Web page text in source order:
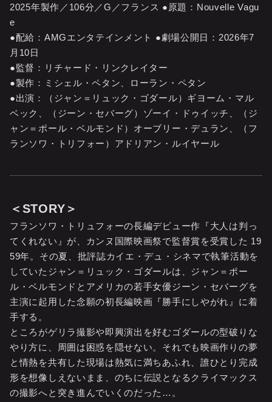
2025年製作／106分／G／フランス ●原題：Nouvelle Vagu
e
●配給：AMGエンタテインメント ●劇場公開日：2026年7
月10日
●監督：リチャード・リンクレイター
●製作：ミシェル・ペタン、ローラン・ペタン
●出演：（ジャン＝リュック・ゴダール）ギヨーム・マル
ベック、（ジーン・セバーグ）ゾーイ・ドゥイッチ、（ジ
ャン＝ポール・ベルモンド）オーブリー・デュラン、（フ
ランソワ・トリフォー）アドリアン・ルイヤール
＜STORY＞
フランソワ・トリュフォーの長編デビュー作『大人は判っ
てくれない』が、カンヌ国際映画祭で監督賞を受賞した 19
59年。その夏、批評誌カイエ・デュ・シネマで執筆活動を
していたジャン＝リュック・ゴダールは、ジャン＝ポー
ル・ベルモンドとアメリカの若手女優ジーン・セバーグを
主演に起用した念願の初長編映画『勝手にしやがれ』に着
手する。
ところがゲリラ撮影や即興演出を好むゴダールの型破りな
やり方に、周囲は困惑を隠せない。それでも映画作りの夢
と情熱を共有した現場は熱気に満ちあふれ、誰ひとり完成
形を想像しえないまま、のちに伝説となるクライマックス
の撮影へと突き進んでいくのだった…。